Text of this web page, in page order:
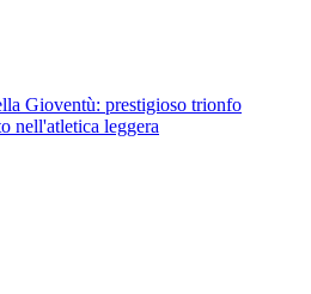
Gioventù: prestigioso trionfo
nell'atletica leggera